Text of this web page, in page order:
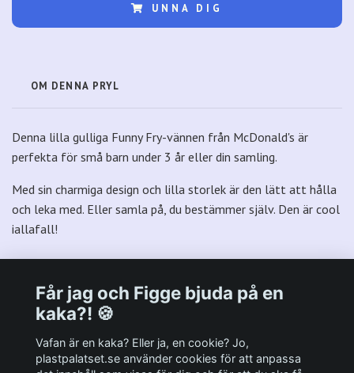
UNNA DIG
OM DENNA PRYL
Denna lilla gulliga Funny Fry-vännen från McDonald's är
perfekta för små barn under 3 år eller din samling.
Med sin charmiga design och lilla storlek är den lätt att hålla
och leka med. Eller samla på, du bestämmer själv. Den är cool
iallafall!
Får jag och Figge bjuda på en
kaka?! 🍪
Vafan är en kaka? Eller ja, en cookie? Jo,
plastpalatset.se använder cookies för att anpassa